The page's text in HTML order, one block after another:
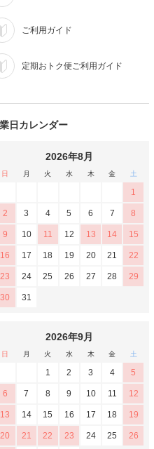
ご利用ガイド
定期おトク便ご利用ガイド
日カレンダー
2026年8月
日 月 火 水 木 金 土
1
2 3 4 5 6 7 8
9 10 11 12 13 14 15
16 17 18 19 20 21 22
23 24 25 26 27 28 29
30 31
2026年9月
日 月 火 水 木 金 土
1 2 3 4 5
6 7 8 9 10 11 12
13 14 15 16 17 18 19
20 21 22 23 24 25 26